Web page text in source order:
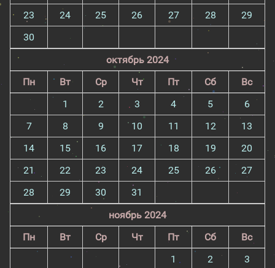
23
24 25 26 27 28
29
30
октябрь 2024
Пн
Вт Ср Чт Пт Сб
Вс
1
2 3 4 5
6
7
8 9 10 11 12
13
14
15 16 17 18 19
20
21
22 23 24 25 26
27
28
29 30
31
ноябрь 2024
Пн
Вт Ср Чт Пт Сб
Вс
1
2
3